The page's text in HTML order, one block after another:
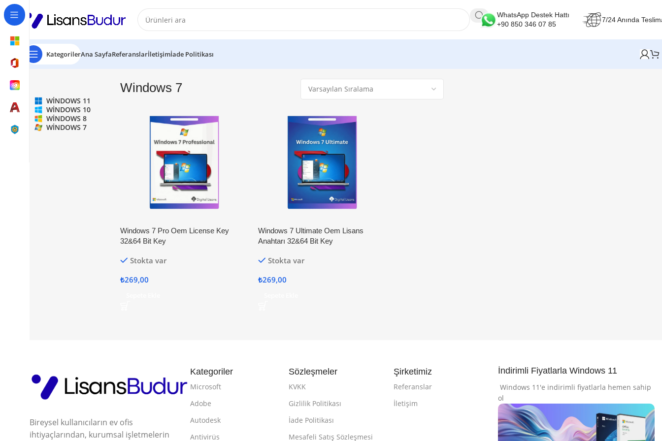
WhatsApp Destek Hattı
+90 850 346 07 85
7/24 Anında
KategorilerAna SayfaReferanslarİletişimİade Politikası
WINDOWS 11
WINDOWS 10
WINDOWS 8
WINDOWS 7
Windows 7
Windows 7 Pro Oem License Key
32&64 Bit Key
Stokta var
₺269,00
Windows 7 Ultimate Oem Lisans
Anahtarı 32&64 Bit Key
Stokta var
₺269,00
Bireysel kullanıcıların ev ofis
ihtiyaçlarından, kurumsal işletmelerin
Kategoriler
Microsoft
Adobe
Autodesk
Antivirüs
Sözleşmeler
KVKK
Gizlilik Politikası
İade Politikası
Mesafeli Satış Sözleşmesi
Şirketimiz
Referanslar
İletişim
İndirimli Fiyatlarla Windows 11
Windows 11'e indirimli fiyatlarla hemen sahip
ol